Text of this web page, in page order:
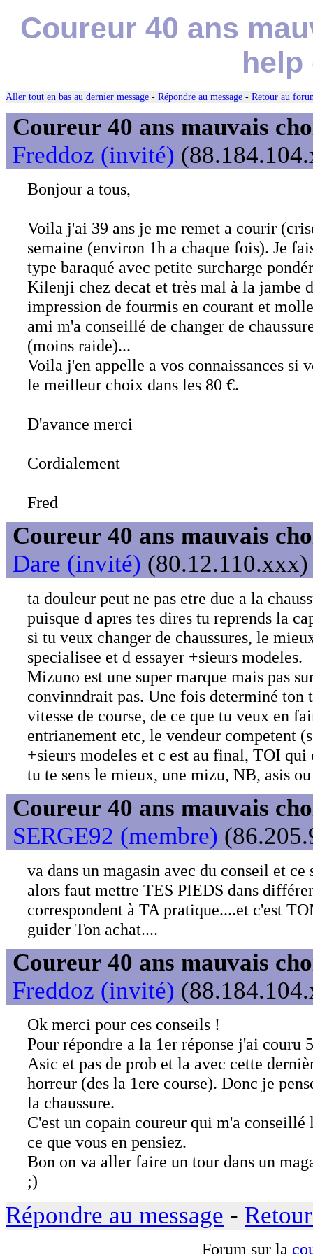
Coureur 40 ans
help
Aller tout en bas au dernier message - Répondre au message - Retour au
Coureur 40 ans mauvais
Freddoz (invité)
Bonjour a tous,
Voila j'ai 39 ans je me remet a courir
semaine (environ 1h a chaque fois). Je
type baraqué avec petite surcharge
Kilenji chez decat et très mal à la jambe
impression de fourmis en courant et
ami m'a conseillé de changer de
(moins raide)...
Voila j'en appelle a vos connaissances si
le meilleur choix dans les 80 €.
D'avance merci
Cordialement
Fred
Coureur 40 ans mauvais
Dare (invité)
ta douleur peut ne pas etre due a la
puisque d apres tes dires tu reprends la
si tu veux changer de chaussures, le
specialisee et d essayer +sieurs modeles.
Mizuno est une super marque mais pas
convinndrait pas. Une fois determiné ton
vitesse de course, de ce que tu veux en
entrianement etc, le vendeur competent
+sieurs modeles et c est au final, TOI
tu te sens le mieux, une mizu, NB, asis
Coureur 40 ans mauvais
SERGE92 (membre)
va dans un magasin avec du conseil et ce
alors faut mettre TES PIEDS dans
correspondent à TA pratique....et c'est
guider Ton achat....
Coureur 40 ans mauvais
Freddoz (invité)
Ok merci pour ces conseils !
Pour répondre a la 1er réponse j'ai couru
Asic et pas de prob et la avec cette
horreur (des la 1ere course). Donc je
la chaussure.
C'est un copain coureur qui m'a
ce que vous en pensiez.
Bon on va aller faire un tour dans un
;)
Répondre au message -
Forum sur la